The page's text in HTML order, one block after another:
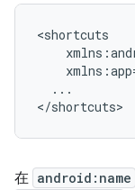
...
在 android:name